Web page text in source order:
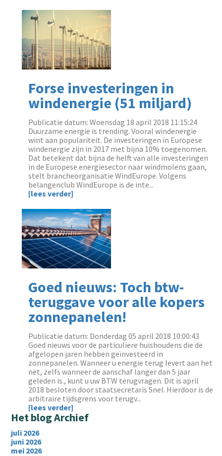
Forse investeringen in
windenergie (51 miljard)
Publicatie datum: Woensdag 18 april 2018 11:15:24
Duurzame energie is trending. Vooral windenergie
wint aan populariteit. De investeringen in Europese
windenergie zijn in 2017 met bijna 10% toegenomen.
Dat betekent dat bijna de helft van alle investeringen
in de Europese energiesector naar windmolens gaan,
stelt brancheorganisatie WindEurope. Volgens
belangenclub WindEurope is de inte...
[lees verder]
Goed nieuws: Toch btw-
teruggave voor alle kopers
zonnepanelen!
Publicatie datum: Donderdag 05 april 2018 10:00:43
Goed nieuws voor de particuliere huishoudens die de
afgelopen jaren hebben geïnvesteerd in
zonnepanelen. Wanneer u energie terug levert aan het
net, zelfs wanneer de aanschaf langer dan 5 jaar
geleden is., kunt u uw BTW terugvragen. Dit is april
2018 besloten door staatsecretaris Snel. Hierdoor is de
arbitraire tijdsgrens voor terugv...
[lees verder]
Het blog Archief
juli 2026
juni 2026
mei 2026